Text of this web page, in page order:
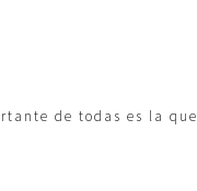
de todas es la que